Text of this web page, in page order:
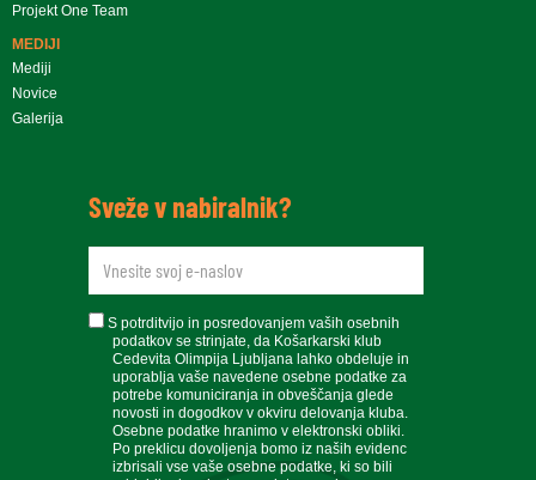
Projekt One Team
MEDIJI
Mediji
Novice
Galerija
Sveže v nabiralnik?
newsletteremail
soglasje
S potrditvijo in posredovanjem vaših osebnih
podatkov se strinjate, da Košarkarski klub
Cedevita Olimpija Ljubljana lahko obdeluje in
uporablja vaše navedene osebne podatke za
potrebe komuniciranja in obveščanja glede
novosti in dogodkov v okviru delovanja kluba.
Osebne podatke hranimo v elektronski obliki.
Po preklicu dovoljenja bomo iz naših evidenc
izbrisali vse vaše osebne podatke, ki so bili